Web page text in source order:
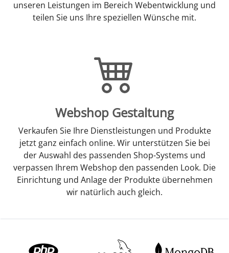
unseren Leistungen im Bereich Webentwicklung und
teilen Sie uns Ihre speziellen Wünsche mit.
Webshop Gestaltung
Verkaufen Sie Ihre Dienstleistungen und Produkte
jetzt ganz einfach online. Wir unterstützen Sie bei
der Auswahl des passenden Shop-Systems und
verpassen Ihrem Webshop den passenden Look. Die
Einrichtung und Anlage der Produkte übernehmen
wir natürlich auch gleich.